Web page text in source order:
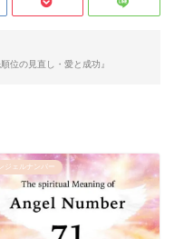
位の見直し・愛と成功』
ジェルナンバー